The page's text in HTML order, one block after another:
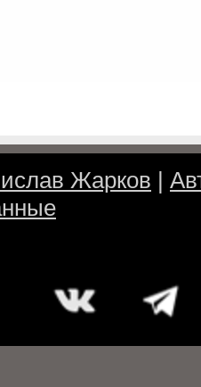
Жарков |